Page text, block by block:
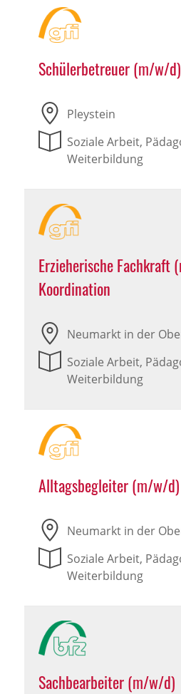
Schülerbetreuer (m/w/d)
Pleystein
Soziale Arbeit,
Weiterbildung
Erzieherische Fachkraft
Koordination
Neumarkt in der
Soziale Arbeit,
Weiterbildung
Alltagsbegleiter (m/w/d)
Neumarkt in der
Soziale Arbeit,
Weiterbildung
Sachbearbeiter (m/w/d)